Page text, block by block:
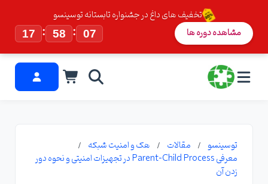
تخفیف های داغ در جشنواره تابستانه توسینسو
17
: 58 : 06 مشاهده دوره ها
توسینسو مقالات
هک و امنیت شبکه
معرفی Parent-Child Process در تجهیزات امنیتی و نحوه دور
زدن آن